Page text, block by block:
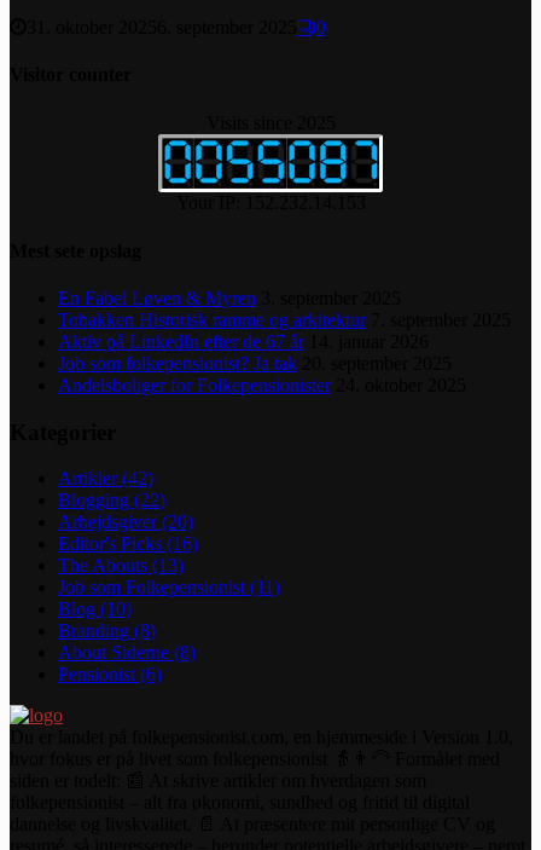
0
En Fabel Løven & Myren
Tobakken Historisk ramme og arkitektur
Aktiv på LinkedIn efter de 67 år
Job som folkepensionist? Ja tak
Andelsboliger for Folkepensionister
Artikler(42)
Blogging (22)
Arbejdsgiver(20)
Editor's Picks (16)
The Abouts (13)
Job som Folkepensionist (11)
Blog (10)
Branding (8)
About Siderne (8)
Pensionist (6)